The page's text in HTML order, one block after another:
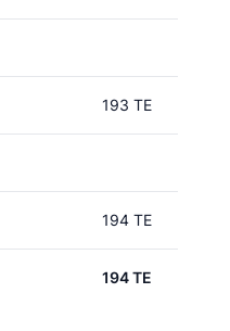
193 TE
194 TE
194 TE